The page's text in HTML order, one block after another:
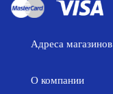
Адреса магазинов
О компании